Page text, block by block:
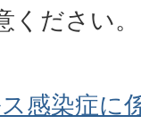
ださい。
感染症に